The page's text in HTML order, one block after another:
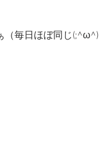
（毎日ほぼ同じ(;^ω^)